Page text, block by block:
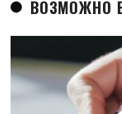
ВОЗМОЖНО